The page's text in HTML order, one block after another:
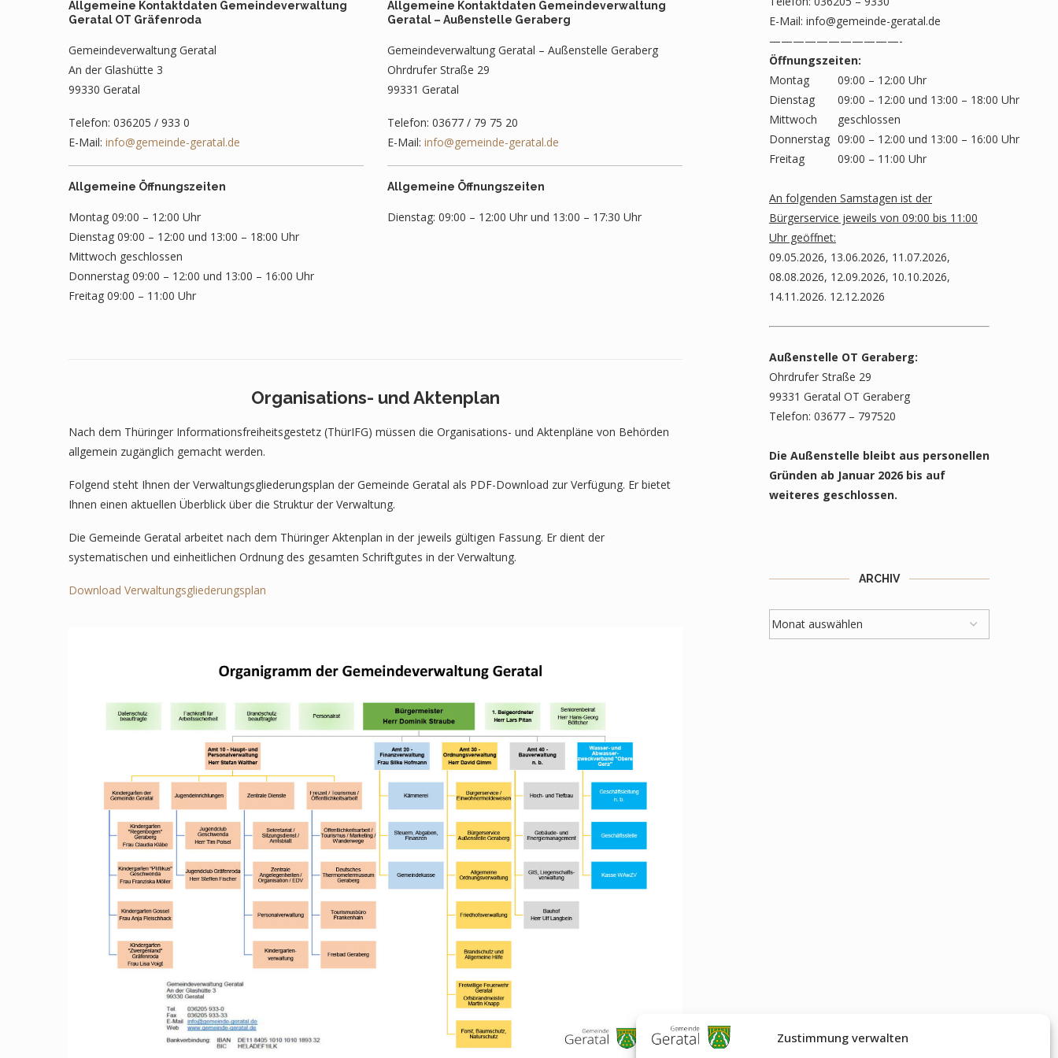
Zustimmung verwalten
Allgemeine Kontaktdaten Gemeindeverwaltung
Geratal OT Gräfenroda
Gemeindeverwaltung Geratal
An der Glashütte 3
99330 Geratal
Telefon: 036205 / 933 0
E-Mail: info@gemeinde-geratal.de
Allgemeine Öffnungszeiten
Montag 09:00 – 12:00 Uhr
Dienstag 09:00 – 12:00 und 13:00 – 18:00 Uhr
Mittwoch geschlossen
Donnerstag 09:00 – 12:00 und 13:00 – 16:00 Uhr
Freitag 09:00 – 11:00 Uhr
Allgemeine Kontaktdaten Gemeindeverwaltung
Geratal – Außenstelle Geraberg
Gemeindeverwaltung Geratal – Außenstelle Geraberg
Ohrdrufer Straße 29
99331 Geratal
Telefon: 03677 / 79 75 20
E-Mail: info@gemeinde-geratal.de
Allgemeine Öffnungszeiten
Dienstag: 09:00 – 12:00 Uhr und 13:00 – 17:30 Uhr
Organisations- und Aktenplan
Nach dem Thüringer Informationsfreiheitsgestetz (ThürIFG) müssen die Organisations- und Aktenpläne von Behörden
allgemein zugänglich gemacht werden.
Folgend steht Ihnen der Verwaltungsgliederungsplan der Gemeinde Geratal als PDF-Download zur Verfügung. Er bietet
Ihnen einen aktuellen Überblick über die Struktur der Verwaltung.
Die Gemeinde Geratal arbeitet nach dem Thüringer Aktenplan in der jeweils gültigen Fassung. Er dient der
systematischen und einheitlichen Ordnung des gesamten Schriftgutes in der Verwaltung.
Download Verwaltungsgliederungsplan
E-Mail: info@gemeinde-geratal.de
———————————-
Öffnungszeiten:
Montag
09:00 – 12:00 Uhr
Dienstag
09:00 – 12:00 und 13:00 – 18:00 Uhr
Mittwoch
geschlossen
Donnerstag 09:00 – 12:00 und 13:00 – 16:00 Uhr
Freitag
09:00 – 11:00 Uhr
An folgenden Samstagen ist der
Bürgerservice jeweils von 09:00 bis 11:00
Uhr geöffnet:
09.05.2026, 13.06.2026, 11.07.2026,
08.08.2026, 12.09.2026, 10.10.2026,
14.11.2026. 12.12.2026
Außenstelle OT Geraberg:
Ohrdrufer Straße 29
99331 Geratal OT Geraberg
Telefon: 03677 – 797520
Die Außenstelle bleibt aus personellen
Gründen ab Januar 2026 bis auf
weiteres geschlossen.
ARCHIV